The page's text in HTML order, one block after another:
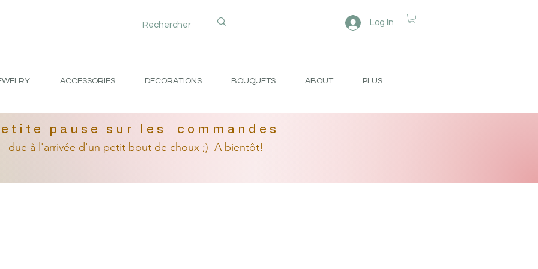
Log In
ACCESSORIES DECORATIONS BOUQUETS ABOUT PLUS
pause sur les commandes
due à l'arrivée d'un petit bout de choux ;) A bientôt!